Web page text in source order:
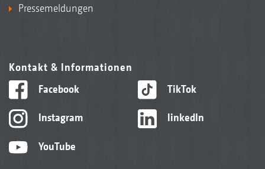
Pressemeldungen
Kontakt & Informationen
Facebook
Instagram
YouTube
TikTok
linkedIn